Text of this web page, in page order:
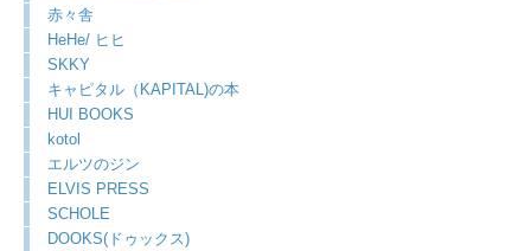
赤々舎
HeHe/ ヒヒ
SKKY
キャピタル（KAPITAL)の本
HUI BOOKS
kotol
エルツのジン
ELVIS PRESS
SCHOLE
DOOKS(ドゥックス)